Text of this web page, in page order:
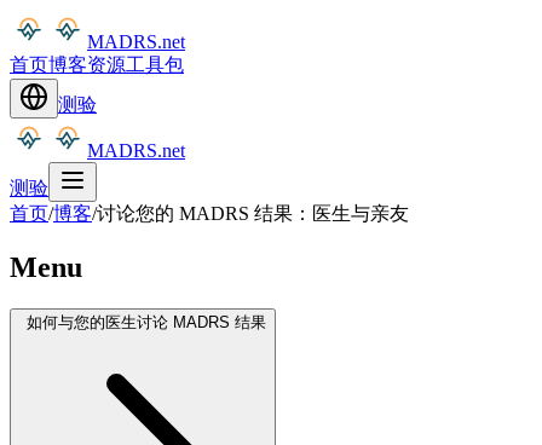
MADRS.net
首页博客资源工具包
测验
MADRS.net
测验
首页/博客/讨论您的 MADRS 结果：医生与亲友
Menu
如何与您的医生讨论 MADRS 结果